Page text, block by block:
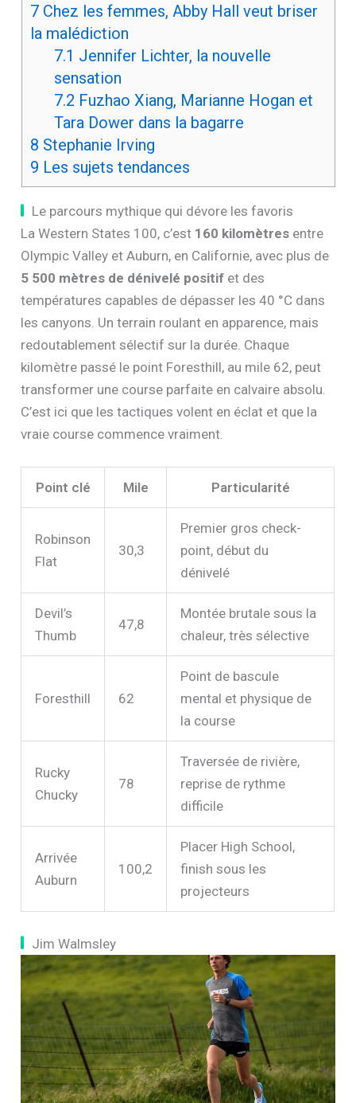
7Chez les femmes, Abby Hall veut briser
la malédiction
7.1 Jennifer Lichter, la nouvelle
sensation
7.2 Fuzhao Xiang, Marianne Hogan et
Tara Dower dans la bagarre
8 Stephanie Irving
9 Les sujets tendances
Le parcours mythique qui dévore les favoris
La Western States 100, c’est 160 kilomètres entre
Olympic Valley et Auburn, en Californie, avec plus de
5 500 mètres de dénivelé positif et des
températures capables de dépasser les 40 °C dans
les canyons. Un terrain roulant en apparence, mais
redoutablement sélectif sur la durée. Chaque
kilomètre passé le point Foresthill, au mile 62, peut
transformer une course parfaite en calvaire absolu.
C’est ici que les tactiques volent en éclat et que la
vraie course commence vraiment.
Point clé Mile Particularité
Robinson
Flat
30,3
Premier gros check-
point, début du
dénivelé
Devil’s
Thumb
47,8
Montée brutale sous la
chaleur, très sélective
Foresthill 62
Point de bascule
mental et physique de
la course
Rucky
Chucky
78
Traversée de rivière,
reprise de rythme
difficile
Arrivée
Auburn
100,2
Placer High School,
finish sous les
projecteurs
Jim Walmsley